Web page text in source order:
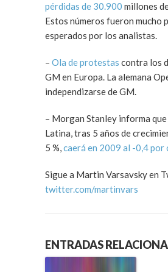
pérdidas de 30.900 millones
Estos números fueron mucho
esperados por los analistas.
– Ola de protestas contra los
GM en Europa. La alemana
independizarse de GM.
– Morgan Stanley informa
Latina, tras 5 años de
5 %,caerá en 2009 al -0,4 por
Sigue a Martin Varsavsky en
twitter.com/martinvars
ENTRADAS